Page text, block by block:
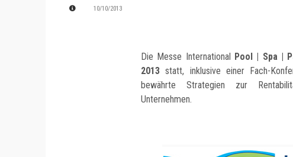
10/10/2013
Die Messe International
Pool | Spa |
2013 statt, inklusive einer Fach-
bewährte Strategien zur
Unternehmen.